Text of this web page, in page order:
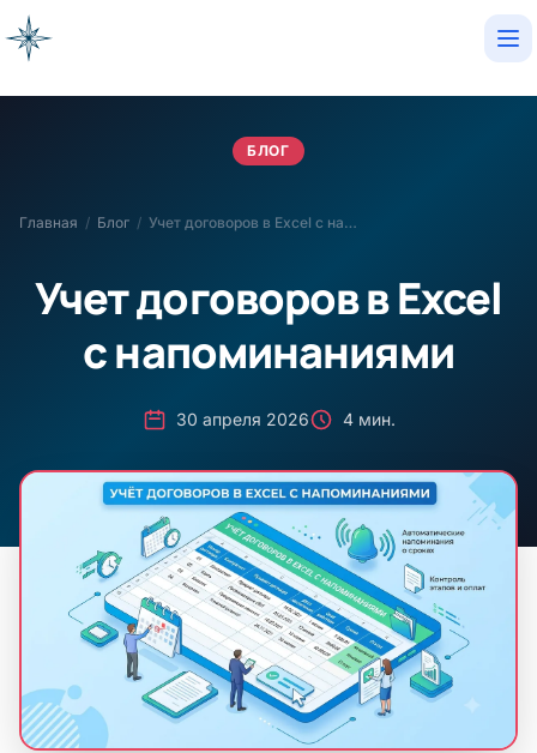
БЛОГ
Главная / Блог / Учет договоров в Excel с напоминаниями
Учет договоров в Excel
с напоминаниями
30 апреля 2026 4 мин.